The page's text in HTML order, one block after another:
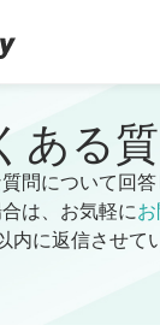
ある
問について回
は、お気軽に
内に返信させて